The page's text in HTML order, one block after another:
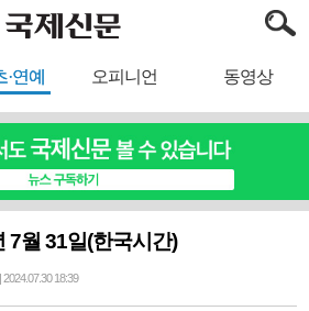
연예 오피니언 동영상
7월 31일(한국시간)
18:39